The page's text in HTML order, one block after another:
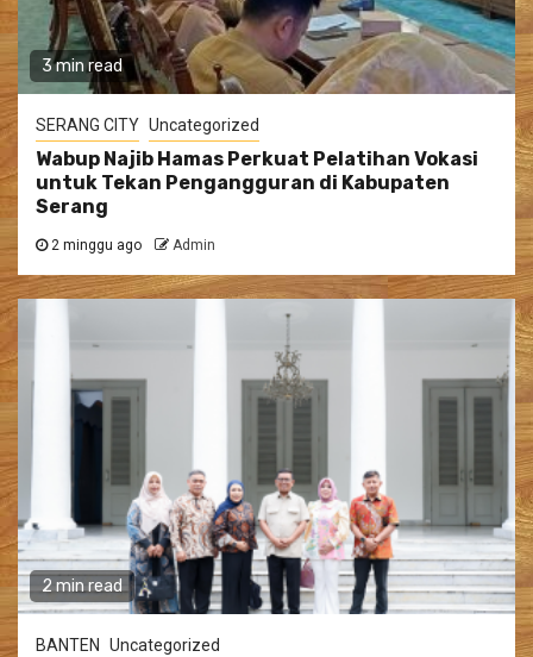
3 min read
SERANG CITY Uncategorized
Wabup Najib Hamas Perkuat Pelatihan Vokasi
untuk Tekan Pengangguran di Kabupaten
Serang
2 minggu ago Admin
2 min read
BANTEN Uncategorized